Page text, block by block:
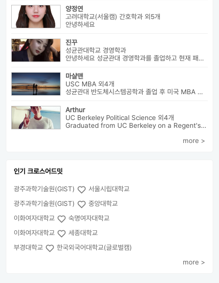
양정연
고려대학교(서울캠) 간호학과 외5개
안녕하세요
진꾸
성균관대학교 경영학과
안녕하세요 성균관대 경영학과를 졸업하고 현재 패션 회사 기획자로 있습니...
마샬맨
USC MBA 외4개
성균관대 반도체시스템공학과 졸업 후 미국 MBA 졸업하였습니다.
Arthur
UC Berkeley Political Science 외4개
Graduated from UC Berkeley on a Regent's Scholarship. Af...
more >
인기 크로스어드밋
광주과학기술원(GIST)
서울시립대학교
광주과학기술원(GIST)
중앙대학교
이화여자대학교
숙명여자대학교
이화여자대학교
세종대학교
부경대학교
한국외국어대학교(글로벌캠)
more >